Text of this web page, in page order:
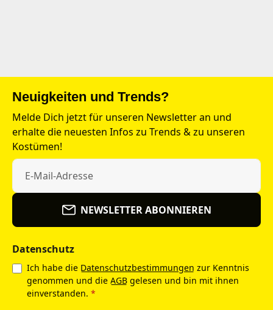
Neuigkeiten und Trends?
Melde Dich jetzt für unseren Newsletter an und
erhalte die neuesten Infos zu Trends & zu unseren
Kostümen!
NEWSLETTER ABONNIEREN
Datenschutz
Ich habe die Datenschutzbestimmungen zur Kenntnis
genommen und die AGB gelesen und bin mit ihnen
einverstanden. *